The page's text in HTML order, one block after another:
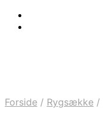
Forside / Rygsække /